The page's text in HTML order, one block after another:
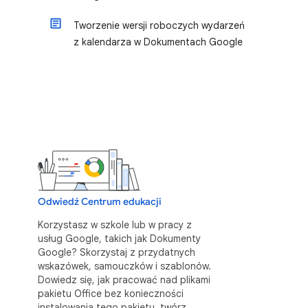
Tworzenie wersji roboczych wydarzeń
z kalendarza w Dokumentach Google
Odwiedź Centrum edukacji
Korzystasz w szkole lub w pracy z
usług Google, takich jak Dokumenty
Google? Skorzystaj z przydatnych
wskazówek, samouczków i szablonów.
Dowiedz się, jak pracować nad plikami
pakietu Office bez konieczności